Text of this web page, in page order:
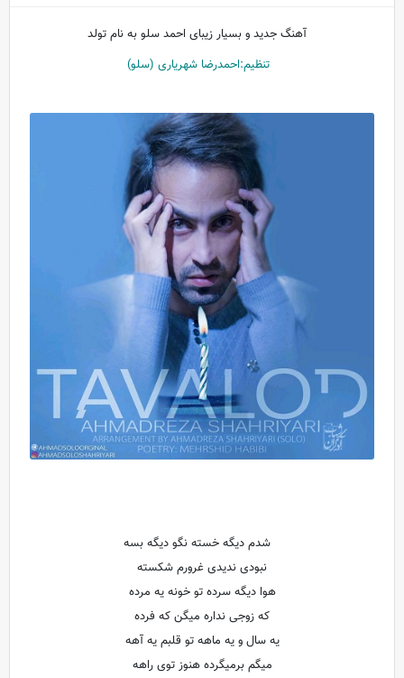
آهنگ جدید و بسیار زیبای احمد سلو به نام تولد
تنظیم:احمدرضا شهریاری (سلو)
شدم دیگه خسته نگو دیگه بسه
نبودی ندیدی غرورم شکسته
هوا دیگه سرده تو خونه یه مرده
که زوجی نداره میگن که فرده
یه سال و یه ماهه تو قلبم یه آهه
میگم برمیگرده هنوز توی راهه